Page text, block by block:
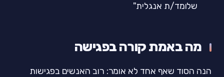
שלומד/ת אנגלית"
מה באמת קורה בפגישה
הנה הסוד שאף אחד לא אומר: רוב האנשים בפגישות